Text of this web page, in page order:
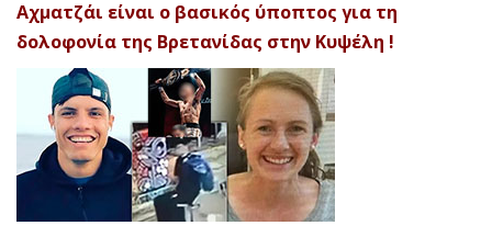
Αχματζάι είναι ο βασικός ύποπτος για τη
δολοφονία της Βρετανίδας στην Κυψέλη !